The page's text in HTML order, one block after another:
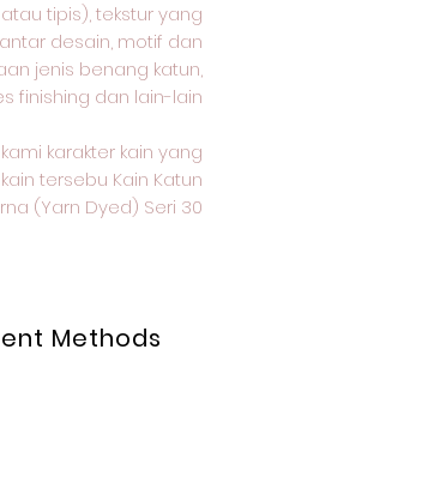
tipis), tekstur yang
desain, motif dan
jenis benang katun,
finishing dan lain-lain.
karakter kain yang
tersebu Kain Katun
(Yarn Dyed) Seri 30
Methods